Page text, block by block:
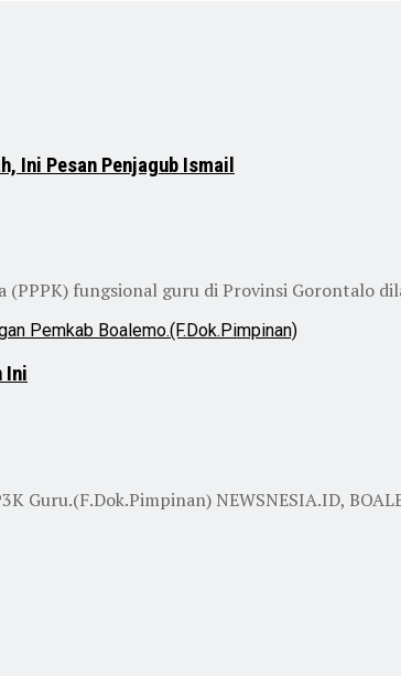
Ini Pesan Penjagub Ismail
(PPPK) fungsional guru di Provinsi Gorontalo
Ini
Guru.(F.Dok.Pimpinan) NEWSNESIA.ID,